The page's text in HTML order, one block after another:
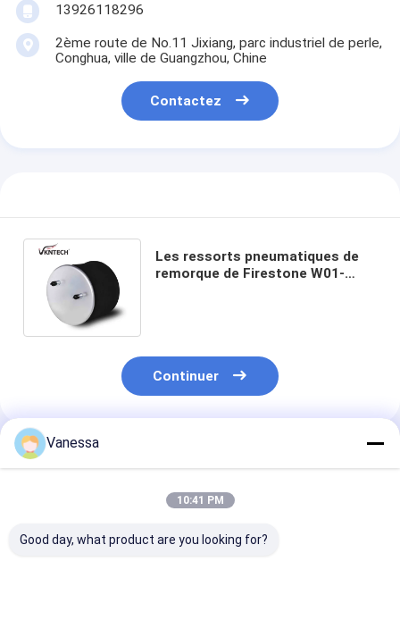
13926118296
2ème route de No.11 Jixiang, parc industriel de perle,
Conghua, ville de Guangzhou, Chine
Contactez
Les ressorts pneumatiques de
remorque de Firestone W01-
Continuer
Produits Recommandés
Vanessa
10:41 PM
Good day, what product are you looking for?